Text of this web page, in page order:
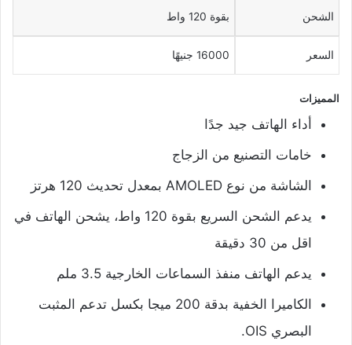
الشحن بقوة 120 واط
السعر 16000 جنيهًا
المميزات
أداء الهاتف جيد جدًا
خامات التصنيع من الزجاج
الشاشة من نوع AMOLED بمعدل تحديث 120 هرتز
يدعم الشحن السريع بقوة 120 واط، يشحن الهاتف في
اقل من 30 دقيقة
يدعم الهاتف منفذ السماعات الخارجية 3.5 ملم
الكاميرا الخفية بدقة 200 ميجا بكسل تدعم المثبت
البصري OIS.